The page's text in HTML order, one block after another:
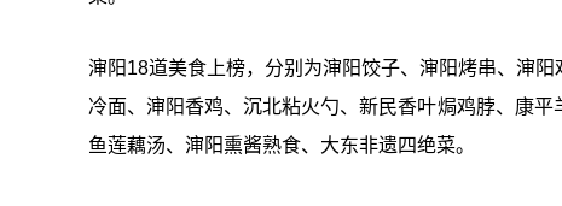
渖阳18道美食上榜，分别为渖阳饺子、渖阳烤串、渖
冷面、渖阳香鸡、沉北粘火勺、新民香叶焗鸡脖、康
鱼莲藕汤、渖阳熏酱熟食、大东非遗四绝菜。